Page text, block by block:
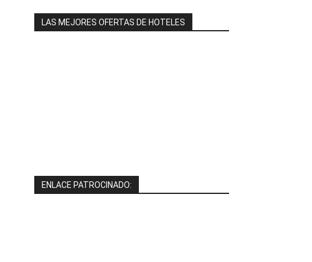
LAS MEJORES OFERTAS DE HOTELES
ENLACE PATROCINADO: